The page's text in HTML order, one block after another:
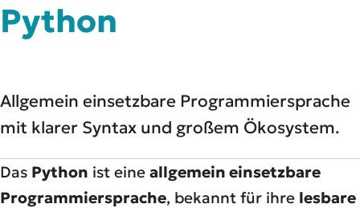
Start
04Leistungen
05Docs
Tools
07Welten
Python
Allgemein einsetzbare Programmiersprache
mit klarer Syntax und großem Ökosystem.
Das Python ist eine allgemein einsetzbare
Programmiersprache, bekannt für ihre lesbare